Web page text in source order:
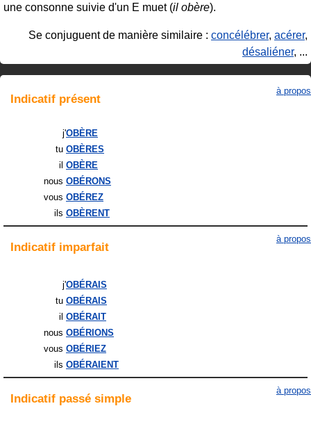
une consonne suivie d'un E muet (il obère).
Se conjuguent de manière similaire : concélébrer, acérer,
désaliéner, ...
Indicatif présent
à propos
j'OBÈRE
tu OBÈRES
il OBÈRE
nous OBÉRONS
vous OBÉREZ
ils OBÈRENT
Indicatif imparfait
à propos
j'OBÉRAIS
tu OBÉRAIS
il OBÉRAIT
nous OBÉRIONS
vous OBÉRIEZ
ils OBÉRAIENT
Indicatif passé simple
à propos